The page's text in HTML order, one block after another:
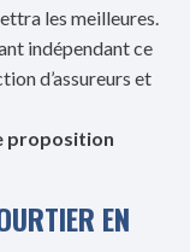
les meilleures.
indépendant ce
d’assureurs et
proposition
EN